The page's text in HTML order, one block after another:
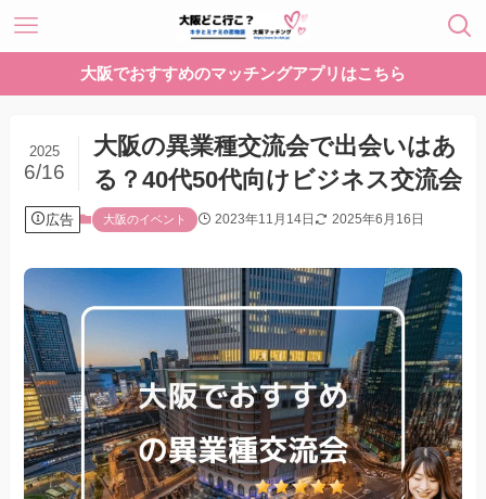
大阪でおすすめのマッチングアプリはこちら
大阪の異業種交流会で出会いはあ
る？40代50代向けビジネス交流会
2025
6/16
広告 大阪のイベント 2023年11月14日 2025年6月16日